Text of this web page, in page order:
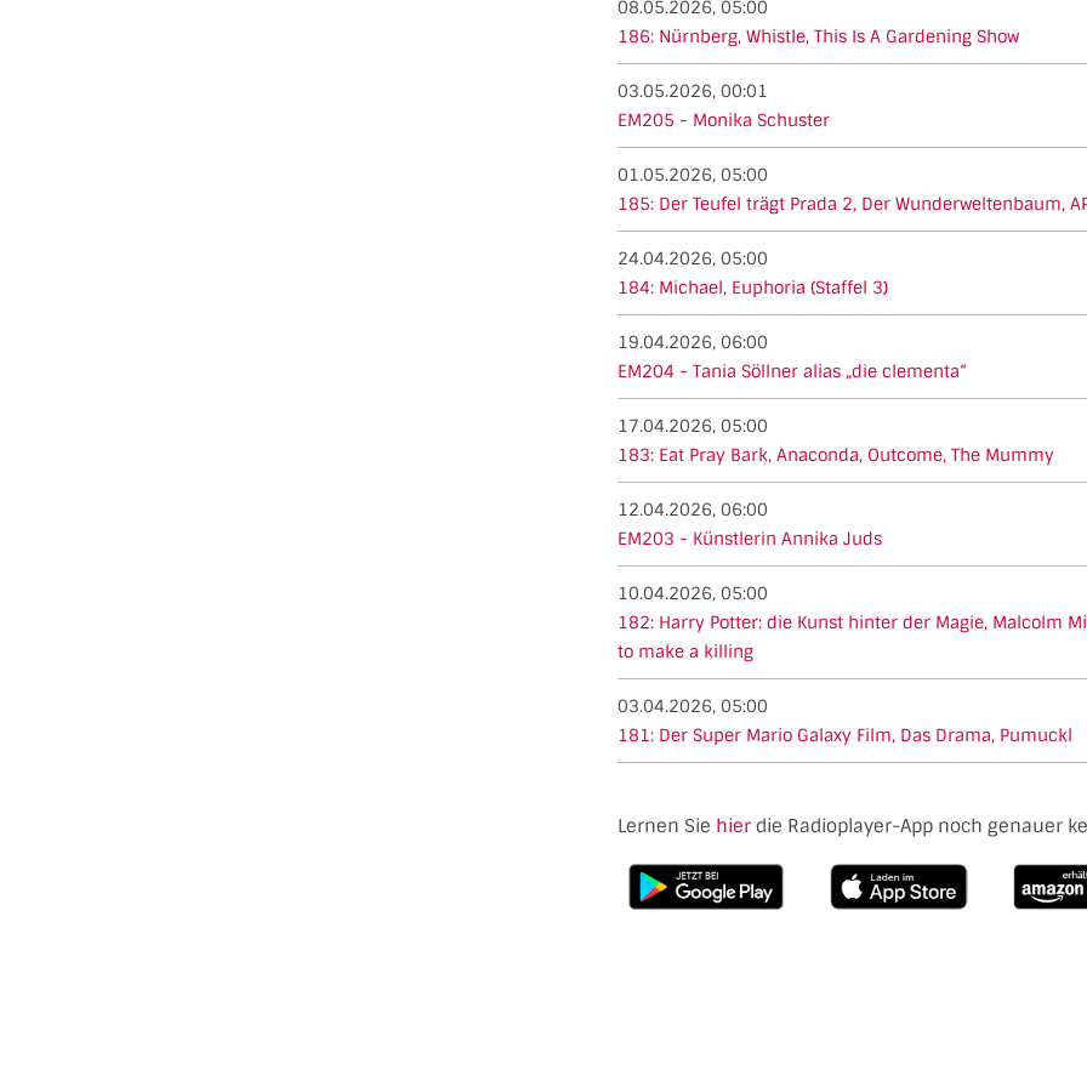
08.05.2026, 05:00
186: Nürnberg, Whistle, This Is A Gardening Show
03.05.2026, 00:01
EM205 - Monika Schuster
01.05.2026, 05:00
185: Der Teufel trägt Prada 2, Der Wunderweltenbaum,
24.04.2026, 05:00
184: Michael, Euphoria (Staffel 3)
19.04.2026, 06:00
EM204 - Tania Söllner alias „die clementa“
17.04.2026, 05:00
183: Eat Pray Bark, Anaconda, Outcome, The Mummy
12.04.2026, 06:00
EM203 - Künstlerin Annika Juds
10.04.2026, 05:00
182: Harry Potter: die Kunst hinter der Magie, Malcolm
to make a killing
03.04.2026, 05:00
181: Der Super Mario Galaxy Film, Das Drama, Pumuckl
Lernen Sie hier die Radioplayer-App noch genauer